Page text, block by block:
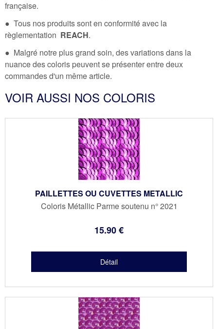
française.
● Tous nos produits sont en conformité avec la
règlementation REACH.
● Malgré notre plus grand soin, des variations dans la
nuance des coloris peuvent se présenter entre deux
commandes d'un même article.
VOIR AUSSI NOS COLORIS
PAILLETTES OU CUVETTES METALLIC
Coloris Métallic Parme soutenu n° 2021
15.90€